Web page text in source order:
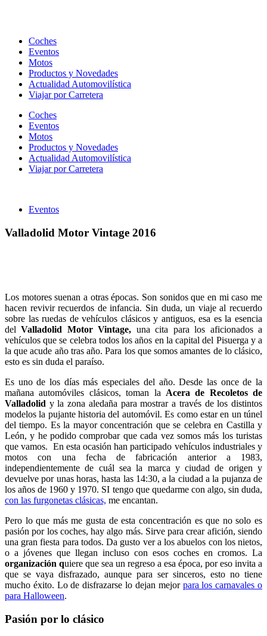
Coches
Eventos
Motos
Productos y Novedades
Actualidad Automovilística
Viajar por Carretera
Coches
Eventos
Motos
Productos y Novedades
Actualidad Automovilística
Viajar por Carretera
Eventos
Valladolid Motor Vintage 2016
Los motores suenan a otras épocas. Son sonidos que en mi caso me
hacen revivir recuerdos de infancia. Sin duda, un viaje al recuerdo
sobre las ruedas de vehículos clásicos y antiguos, esa es la esencia
delValladolid Motor Vintage, una cita para los aficionados a
vehículos que se celebra todos los años en la capital del Pisuerga y a
la que acude año tras año. Para los que somos amantes de lo clásico,
esto es sin duda el paraíso.
Es uno de los días más especiales del año. Desde las once de la
mañana automóviles clásicos, toman la Acera de Recoletos de
Valladolid y la zona aledaña para mostrar a través de los distintos
modelos la pujante historia del automóvil. Es como estar en un túnel
del tiempo. Es la mayor concentración que se celebra en Castilla y
León, y he podido comprobar que cada vez somos más los turistas
que vamos. En esta ocasión han participado vehículos industriales y
motos con una fecha de fabricación anterior a 1983,
independientemente de cuál sea la marca y ciudad de origen y
devuelve por unas horas, hasta las 14:30, a la ciudad a la pujanza de
los años de 1960 y 1970. SI tengo que quedarme con algo, sin duda,
con las furgonetas clásicas, me encantan.
Pero lo que más me gusta de esta concentración es que no solo es
pasión por los coches, hay algo más. Sirve para crear afición, siendo
una gran fiesta para todos. Da gusto ver a los abuelos con los nietos,
o a jóvenes que llegan incluso con esos coches en cromos. La
organización quiere que sea un regreso a esa época, por eso invita a
que se vaya disfrazado, aunque para ser sinceros, esto no tiene
mucho éxito. Lo de disfrazarse lo dejan mejor para los carnavales o
para Halloween.
Pasión por lo clásico